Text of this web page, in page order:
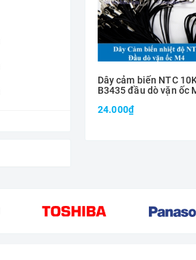
Dây cảm biến NTC
B3435 đầu dò vặn ốc
24.000₫